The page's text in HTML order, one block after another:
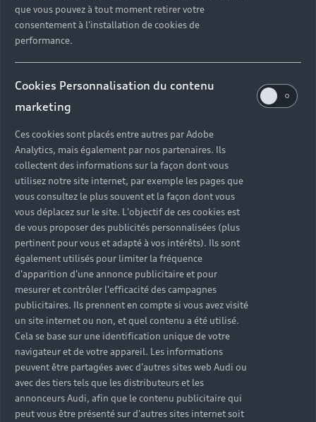
Nouvelle Audi S6 Avant e-tron
Jusqu’à 636 km d’autonomie
Découvrir
Réserver un essai
que vous pouvez à tout moment retirer votre
consentement à l'installation de cookies de
performance.
Cookies Personnalisation du contenu
marketing
Ces cookies sont placés entre autres par Adobe
Analytics, mais également par nos partenaires. Ils
collectent des informations sur la façon dont vous
utilisez notre site internet, par exemple les pages que
vous consultez le plus souvent et la façon dont vous
vous déplacez sur le site. L'objectif de ces cookies est
de vous proposer des publicités personnalisées (plus
pertinent pour vous et adapté à vos intérêts). Ils sont
également utilisés pour limiter la fréquence
d'apparition d'une annonce publicitaire et pour
mesurer et contrôler l'efficacité des campagnes
publicitaires. Ils prennent en compte si vous avez visité
un site internet ou non, et quel contenu a été utilisé.
Cela se base sur une identification unique de votre
navigateur et de votre appareil. Les informations
peuvent être partagées avec d'autres sites web Audi ou
avec des tiers tels que les distributeurs et les
annonceurs Audi, afin que le contenu publicitaire qui
peut vous être présenté sur d'autres sites internet soit